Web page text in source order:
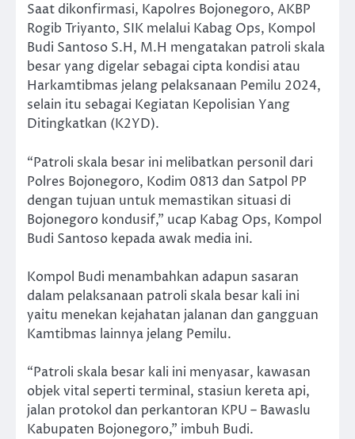
Saat dikonfirmasi, Kapolres Bojonegoro, AKBP
Rogib Triyanto, SIK melalui Kabag Ops, Kompol
Budi Santoso S.H, M.H mengatakan patroli skala
besar yang digelar sebagai cipta kondisi atau
Harkamtibmas jelang pelaksanaan Pemilu 2024,
selain itu sebagai Kegiatan Kepolisian Yang
Ditingkatkan (K2YD).
“Patroli skala besar ini melibatkan personil dari
Polres Bojonegoro, Kodim 0813 dan Satpol PP
dengan tujuan untuk memastikan situasi di
Bojonegoro kondusif,” ucap Kabag Ops, Kompol
Budi Santoso kepada awak media ini.
Kompol Budi menambahkan adapun sasaran
dalam pelaksanaan patroli skala besar kali ini
yaitu menekan kejahatan jalanan dan gangguan
Kamtibmas lainnya jelang Pemilu.
“Patroli skala besar kali ini menyasar, kawasan
objek vital seperti terminal, stasiun kereta api,
jalan protokol dan perkantoran KPU – Bawaslu
Kabupaten Bojonegoro,” imbuh Budi.